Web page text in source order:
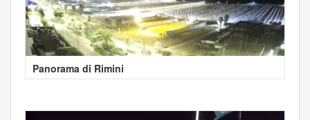
Panorama di Rimini